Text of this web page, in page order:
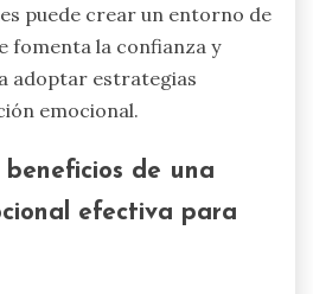
puede crear un entorno de
fomenta la confianza y
adoptar estrategias
emocional.
beneficios de una
efectiva para